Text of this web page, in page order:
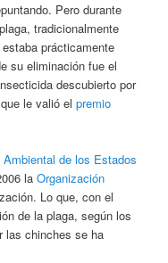
Pero durante
tradicionalmente
prácticamente
su eliminación fue el
descubierto por
le valió elpremio
de los Estados
laOrganización
Lo que, con el
de la plaga, según los
las chinches se ha